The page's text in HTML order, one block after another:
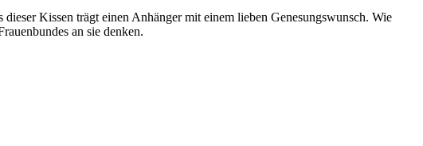
Kissen trägt einen Anhänger mit einem lieben Genesungswunsch. Wie
an sie denken.